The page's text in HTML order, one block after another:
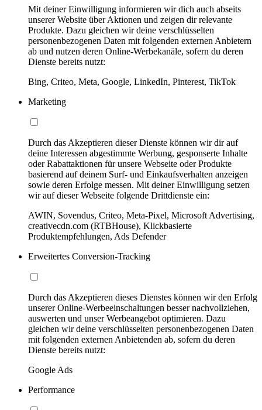
Mit deiner Einwilligung informieren wir dich auch abseits
unserer Website über Aktionen und zeigen dir relevante
Produkte. Dazu gleichen wir deine verschlüsselten
personenbezogenen Daten mit folgenden externen Anbietern
ab und nutzen deren Online-Werbekanäle, sofern du deren
Dienste bereits nutzt:
Bing, Criteo, Meta, Google, LinkedIn, Pinterest, TikTok
Marketing
Durch das Akzeptieren dieser Dienste können wir dir auf
deine Interessen abgestimmte Werbung, gesponserte Inhalte
oder Rabattaktionen für unsere Webseite oder Produkte
basierend auf deinem Surf- und Einkaufsverhalten anzeigen
sowie deren Erfolge messen. Mit deiner Einwilligung setzen
wir auf dieser Webseite folgende Drittdienste ein:
AWIN, Sovendus, Criteo, Meta-Pixel, Microsoft Advertising,
creativecdn.com (RTBHouse), Klickbasierte
Produktempfehlungen, Ads Defender
Erweitertes Conversion-Tracking
Durch das Akzeptieren dieses Dienstes können wir den Erfolg
unserer Online-Werbeeinschaltungen besser nachvollziehen,
auswerten und unser Werbeangebot optimieren. Dazu
gleichen wir deine verschlüsselten personenbezogenen Daten
mit folgenden externen Anbietenden ab, sofern du deren
Dienste bereits nutzt:
Google Ads
Performance